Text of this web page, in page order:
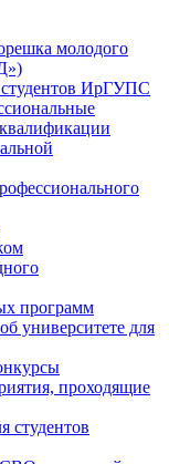
молодого
студентов ИрГУПС
программ
университете для
проходящие